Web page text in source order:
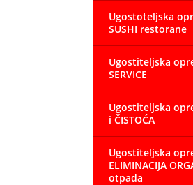
Ugostoteljska
SUSHI restorane
Ugostiteljska
SERVICE
Ugostiteljska
i ČISTOĆA
Ugostiteljska
ELIMINACIJA
otpada